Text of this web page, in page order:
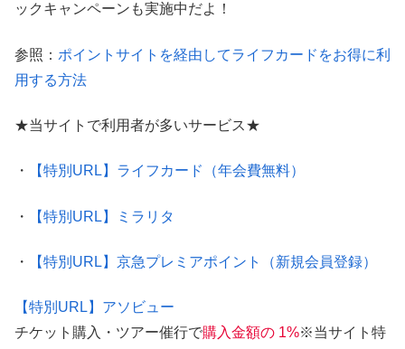
ックキャンペーンも実施中だよ！
参照： ポイントサイトを経由してライフカードをお得に利
用する方法
★当サイトで利用者が多いサービス★
・ 【特別URL】ライフカード（年会費無料）
・ 【特別URL】ミラリタ
・ 【特別URL】京急プレミアポイント（新規会員登録）
【特別URL】アソビュー
チケット購入・ツアー催行で購入金額の 1%※当サイト特